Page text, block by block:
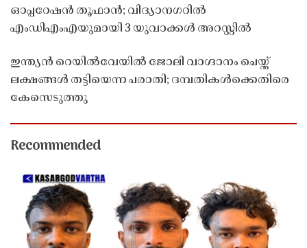
ഓപ്പറേഷൻ തൂഫാൻ; വിദ്യാനഗറിൽ
എംഡിഎംഎയുമായി 3 യുവാക്കൾ അറസ്റ്റിൽ
ഇന്ത്യൻ റെയിൽവേയിൽ ജോലി വാഗ്ദാനം ചെയ്ത്
ലക്ഷങ്ങൾ തട്ടിയെന്ന പരാതി; ദമ്പതികൾക്കെതിരെ
കേസെടുത്തു
Recommended